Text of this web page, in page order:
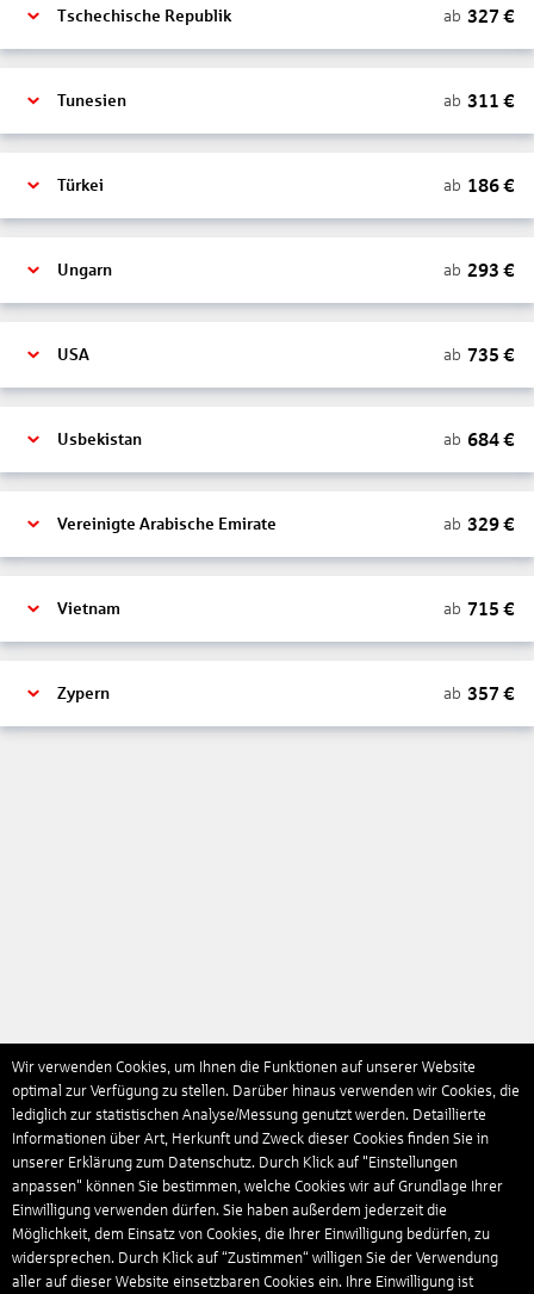
Tschechische Republik ab 327 €
Tunesien ab 311 €
Türkei ab 186€
Ungarn ab 293 €
USA ab 735 €
Usbekistan ab 684€
Vereinigte Arabische Emirate ab 329€
Vietnam ab 715 €
Zypern ab 357 €
Wir verwenden Cookies, um Ihnen die Funktionen auf unserer Website
optimal zur Verfügung zu stellen. Darüber hinaus verwenden wir Cookies, die
lediglich zur statistischen Analyse/Messung genutzt werden. Detaillierte
Informationen über Art, Herkunft und Zweck dieser Cookies finden Sie in
unserer Erklärung zum Datenschutz. Durch Klick auf "Einstellungen
anpassen" können Sie bestimmen, welche Cookies wir auf Grundlage Ihrer
Einwilligung verwenden dürfen. Sie haben außerdem jederzeit die
Möglichkeit, dem Einsatz von Cookies, die Ihrer Einwilligung bedürfen, zu
widersprechen. Durch Klick auf “Zustimmen“ willigen Sie der Verwendung
aller auf dieser Website einsetzbaren Cookies ein. Ihre Einwilligung ist